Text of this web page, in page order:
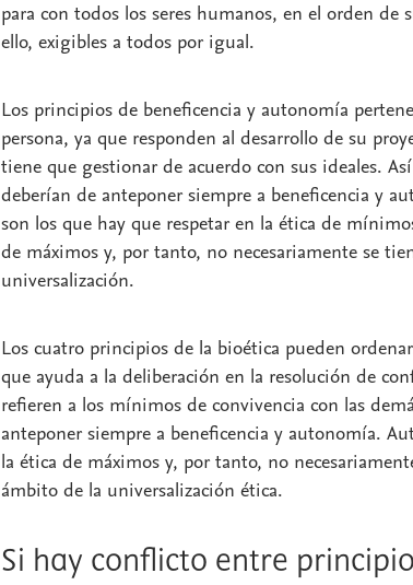
para con todos los seres humanos, en el orden de
ello, exigibles a todos por igual.
Los principios de beneficencia y autonomía
persona, ya que responden al desarrollo de su
tiene que gestionar de acuerdo con sus ideales.
deberían de anteponer siempre a beneficencia y
son los que hay que respetar en la ética de
de máximos y, por tanto, no necesariamente se
universalización.
Los cuatro principios de la bioética pueden
que ayuda a la deliberación en la resolución de
refieren a los mínimos de convivencia con las
anteponer siempre a beneficencia y autonomía.
la ética de máximos y, por tanto, no
ámbito de la universalización ética.
Si hay conflicto entre